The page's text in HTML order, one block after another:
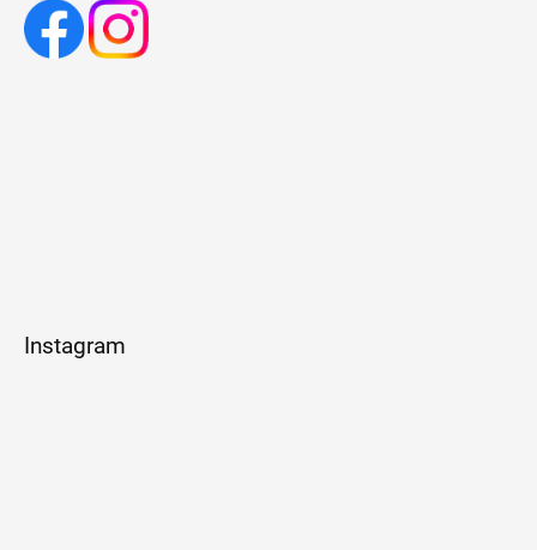
Instagram